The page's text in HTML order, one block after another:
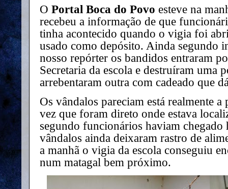
O Portal Boca do Povo esteve na
recebeu a informação de que
tinha acontecido quando o vigia foi
usado como depósito. Ainda segundo
nosso repórter os bandidos entraram
Secretaria da escola e destruíram uma
arrebentaram outra com cadeado que
Os vândalos pareciam está realmente
vez que foram direto onde estava
segundo funcionários haviam chegado
vândalos ainda deixaram rastro de
a manhã o vigia da escola conseguiu
num matagal bem próximo.